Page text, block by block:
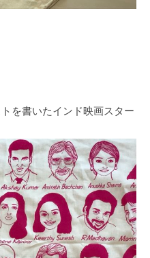
を書いたインド映画スター